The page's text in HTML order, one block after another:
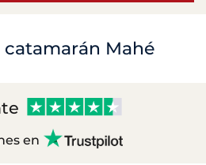
catamarán Mahé
en